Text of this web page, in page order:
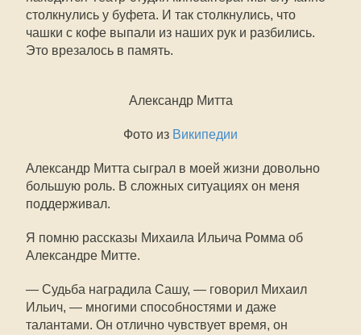
столкнулись у буфета. И так столкнулись, что
чашки с кофе выпали из наших рук и разбились.
Это врезалось в память.
Александр Митта
Фото из Википедии
Александр Митта сыграл в моей жизни довольно
большую роль. В сложных ситуациях он меня
поддерживал.
Я помню рассказы Михаила Ильича Ромма об
Александре Митте.
— Судьба наградила Сашу, — говорил Михаил
Ильич, — многими способностями и даже
талантами. Он отлично чувствует время, он